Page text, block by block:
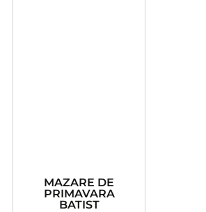
MAZARE DE
PRIMAVARA
BATIST